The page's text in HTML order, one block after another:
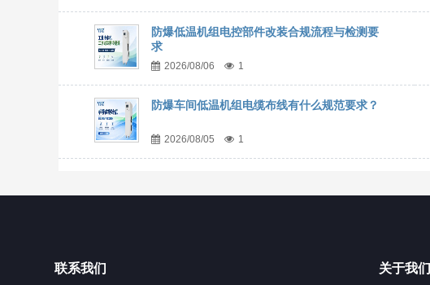
防爆低温机组电控部件改装合规流程与检测要
求
2026/08/06 1
防爆车间低温机组电缆布线有什么规范要求？
2026/08/05 1
联系我们 关于我们